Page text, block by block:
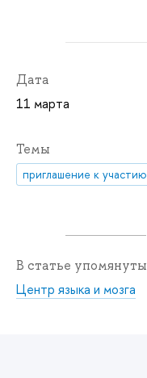
Дата
11 марта
Темы
приглашение к участию
В статье упомянуты
Центр языка и мозга